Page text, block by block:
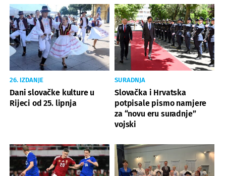
26. IZDANJE
Dani slovačke kulture u
Rijeci od 25. lipnja
SURADNJA
Slovačka i Hrvatska
potpisale pismo namjere
za “novu eru suradnje”
vojski